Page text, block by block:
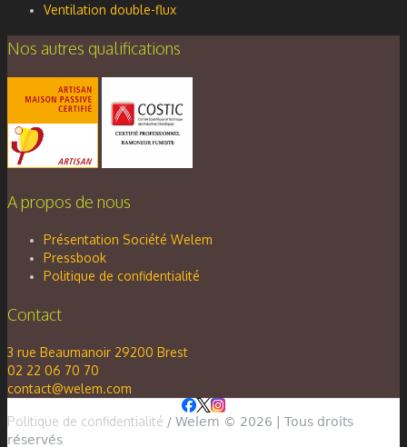
Ventilation double-flux
Nos autres qualifications
A propos de nous
Présentation Société Welem
Pressbook
Politique de confidentialité
Contact
3 rue Beaumanoir 29200 Brest
02 22 06 70 70
contact@welem.com
Politique de confidentialité / Welem © 2026 | Tous droits
réservés